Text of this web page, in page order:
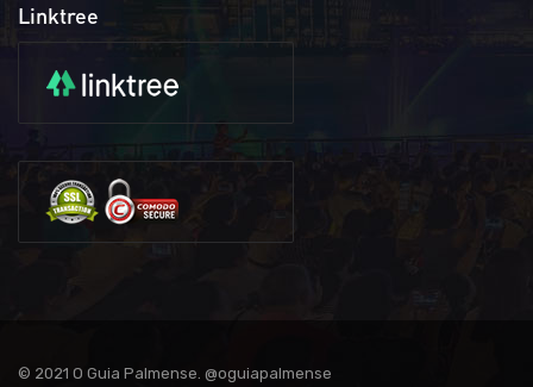
Linktree
© 2021 O Guia Palmense. @oguiapalmense